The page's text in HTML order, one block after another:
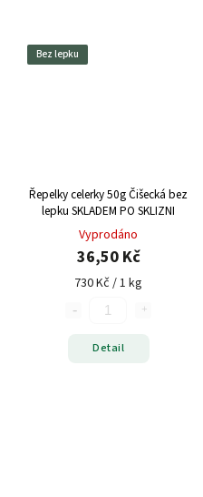
Bez lepku
Řepelky celerky 50g Čišecká bez
lepku SKLADEM PO SKLIZNI
Vyprodáno
36,50 Kč
730 Kč / 1 kg
Detail